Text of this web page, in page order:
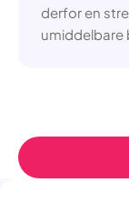
derfor en
umiddelbare